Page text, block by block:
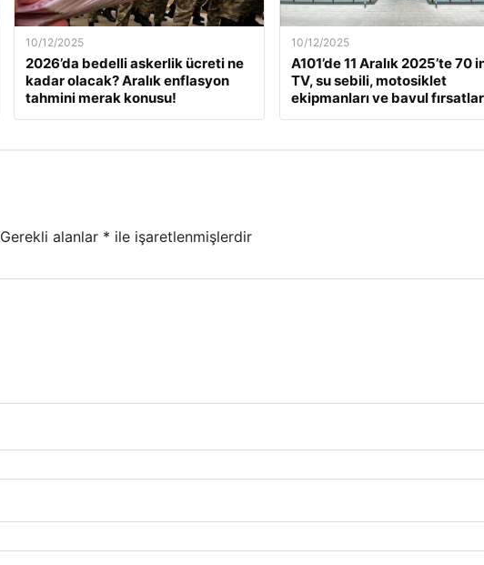
10/12/2025
2026’da bedelli askerlik ücreti ne
kadar olacak? Aralık enflasyon
tahmini merak konusu!
10/12/2025
A101’de 11 Aralık 2025’te 70
TV, su sebili, motosiklet
ekipmanları ve bavul
Gerekli alanlar * ile işaretlenmişlerdir